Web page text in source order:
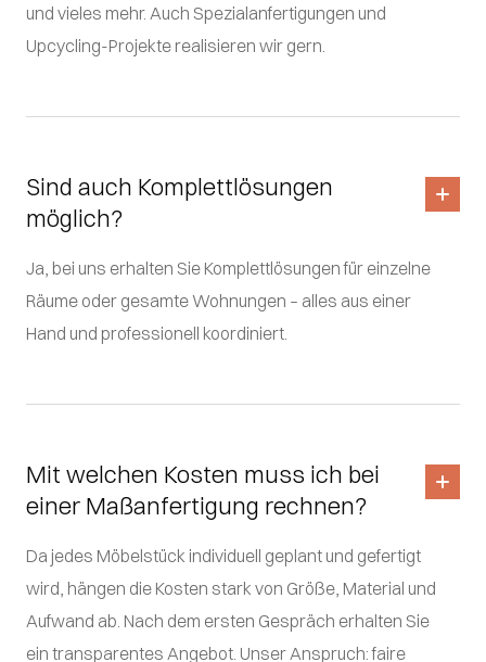
und vieles mehr. Auch Spezialanfertigungen und
Upcycling-Projekte realisieren wir gern.
Sind auch Komplettlösungen
möglich?
Ja, bei uns erhalten Sie Komplettlösungen für einzelne
Räume oder gesamte Wohnungen – alles aus einer
Hand und professionell koordiniert.
Mit welchen Kosten muss ich bei
einer Maßanfertigung rechnen?
Da jedes Möbelstück individuell geplant und gefertigt
wird, hängen die Kosten stark von Größe, Material und
Aufwand ab. Nach dem ersten Gespräch erhalten Sie
ein transparentes Angebot. Unser Anspruch: faire